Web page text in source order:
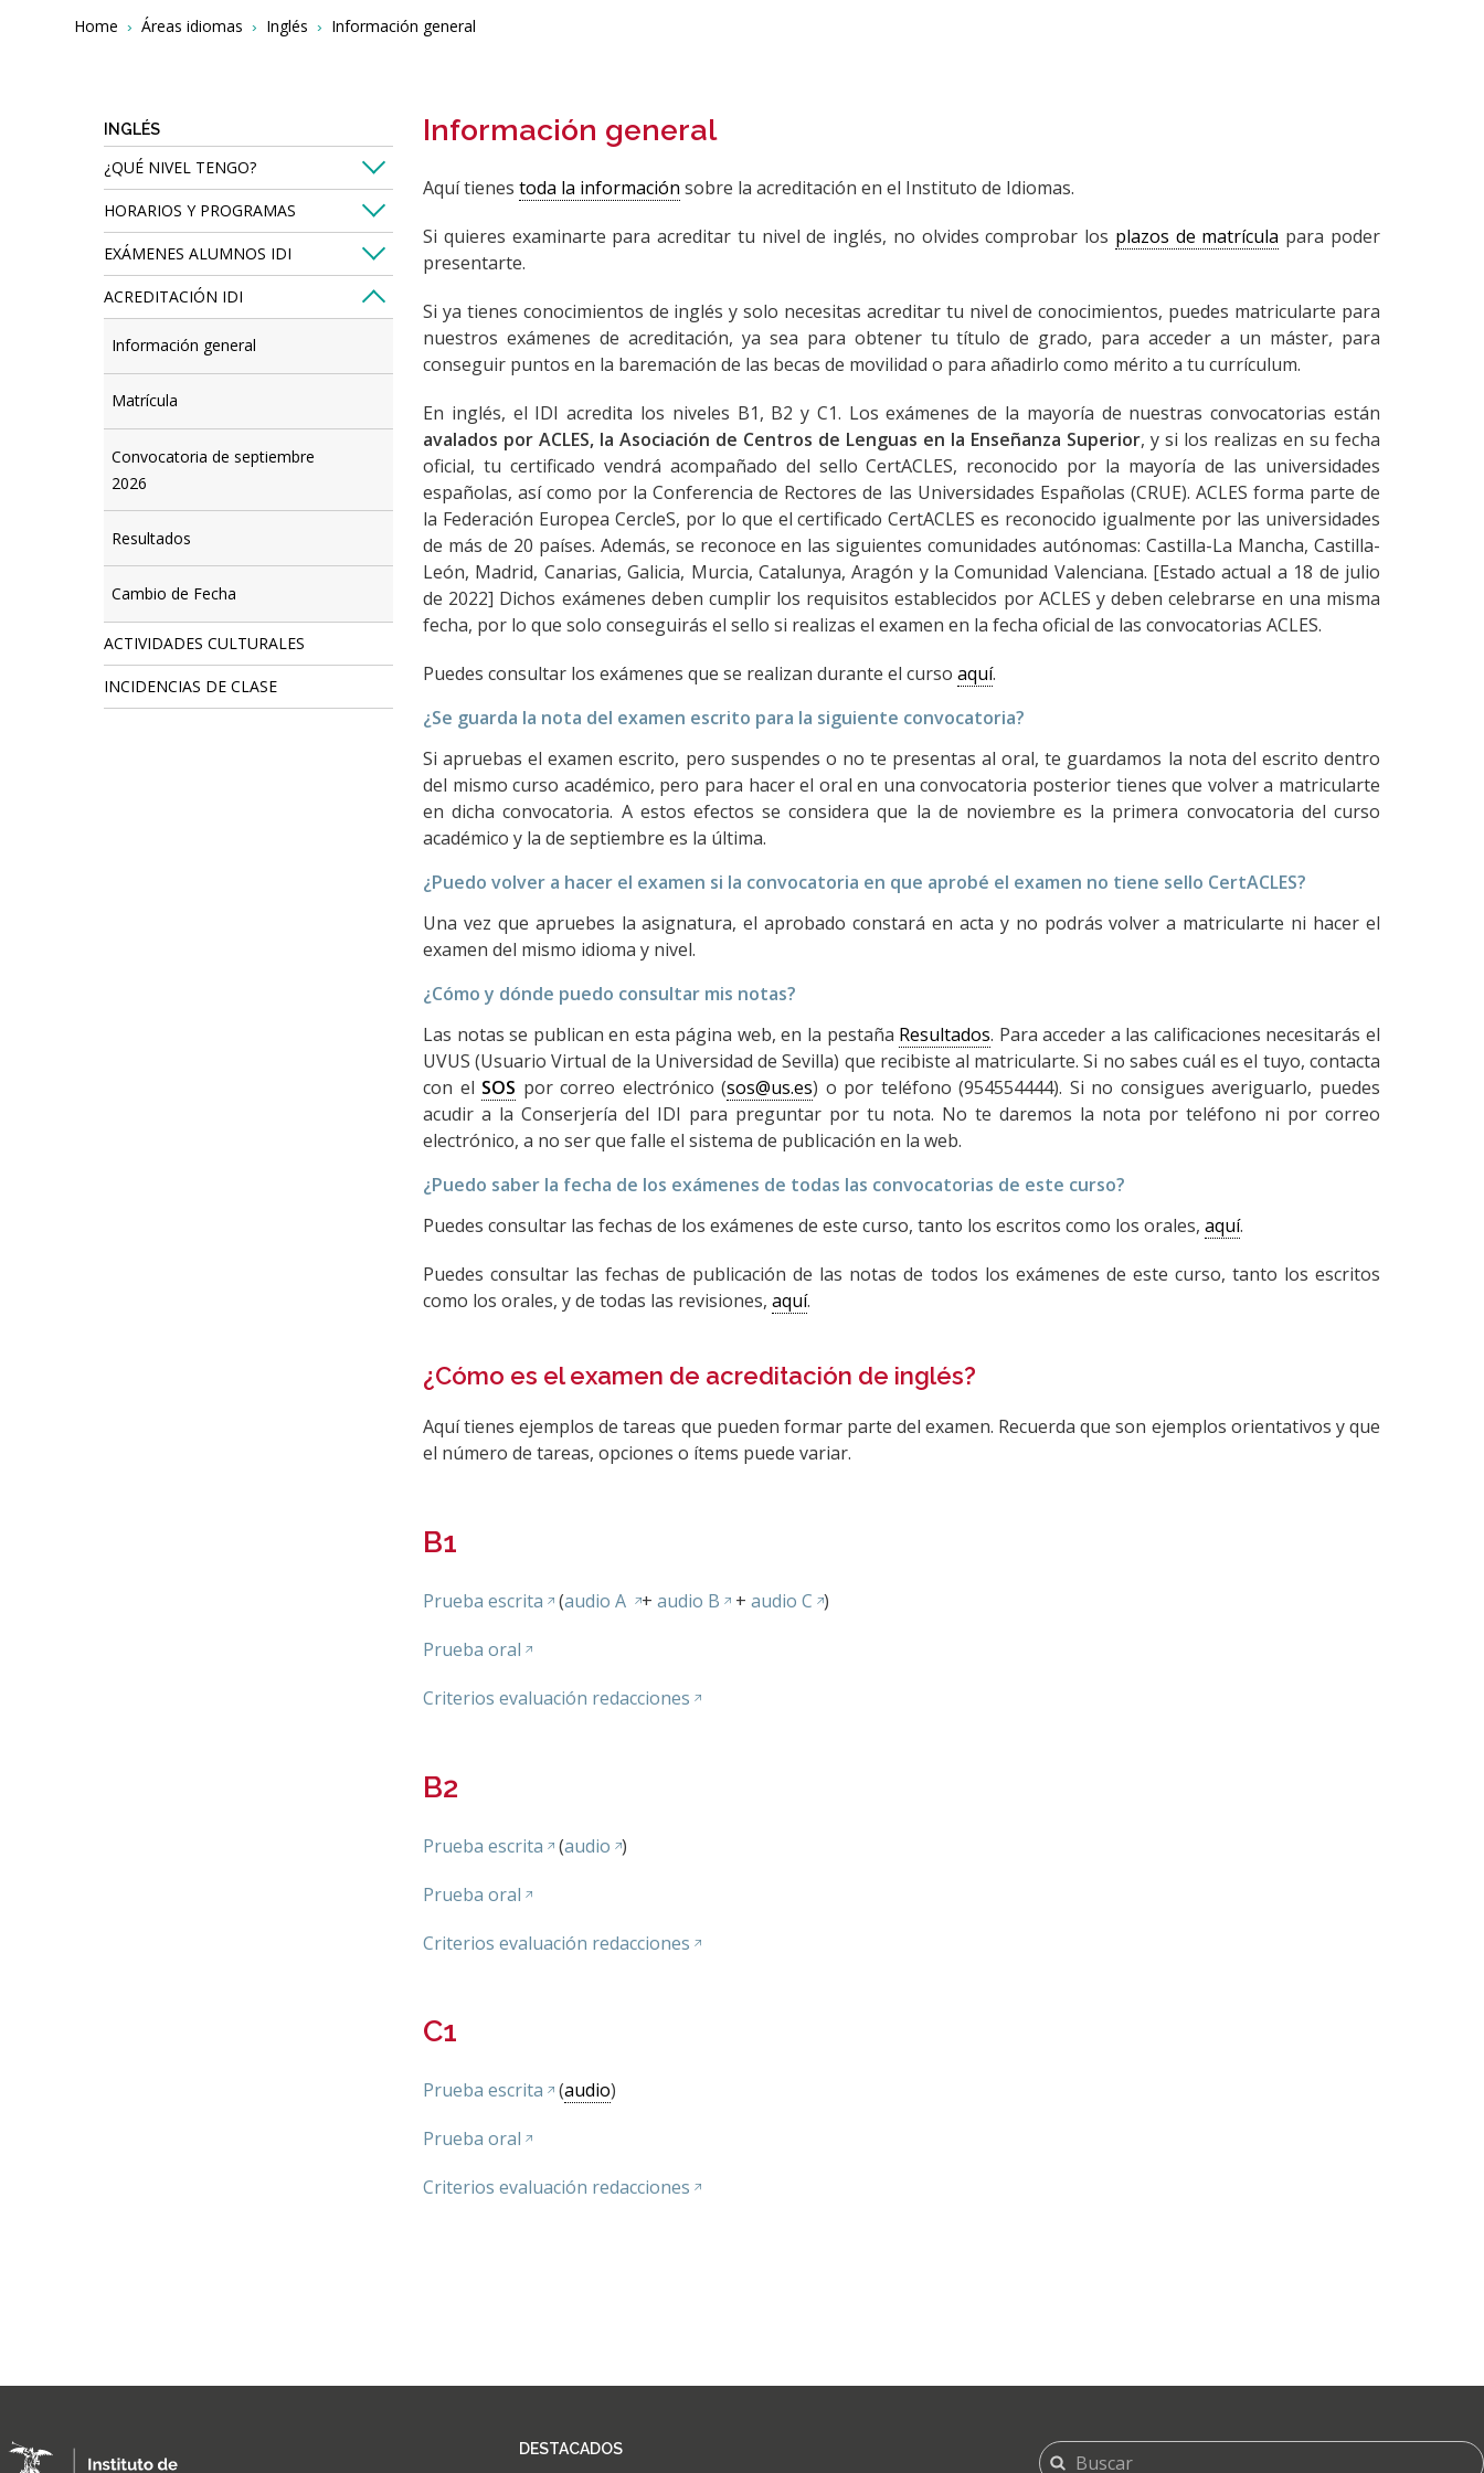
Breadcrumbs
You
Home Áreas idiomas Inglés Información general
Información general
Aquí tienestoda la información sobre la acreditación en el Instituto de Idiomas.
Si quieres examinarte para acreditar tu nivel de inglés, no olvides comprobar los plazos de matrícula para poder
presentarte.
Si ya tienes conocimientos de inglés y solo necesitas acreditar tu nivel de conocimientos, puedes matricularte para
nuestros exámenes de acreditación, ya sea para obtener tu título de grado, para acceder a un máster, para
conseguir puntos en la baremación de las becas de movilidad o para añadirlo como mérito a tu currículum.
En inglés, el IDI acredita los niveles B1, B2 y C1. Los exámenes de la mayoría de nuestras convocatorias están
avalados por ACLES, la Asociación de Centros de Lenguas en la Enseñanza Superior, y si los realizas en su fecha
oficial, tu certificado vendrá acompañado del sello CertACLES, reconocido por la mayoría de las universidades
españolas, así como por la Conferencia de Rectores de las Universidades Españolas (CRUE). ACLES forma parte de
la Federación Europea CercleS, por lo que el certificado CertACLES es reconocido igualmente por las universidades
de más de 20 países. Además, se reconoce en las siguientes comunidades autónomas: Castilla-La Mancha, Castilla-
León, Madrid, Canarias, Galicia, Murcia, Catalunya, Aragón y la Comunidad Valenciana. [Estado actual a 18 de julio
de 2022] Dichos exámenes deben cumplir los requisitos establecidos por ACLES y deben celebrarse en una misma
fecha, por lo que solo conseguirás el sello si realizas el examen en la fecha oficial de las convocatorias ACLES.
Puedes consultar los exámenes que se realizan durante el cursoaquí.
¿Se guarda la nota del examen escrito para la siguiente convocatoria?
Si apruebas el examen escrito, pero suspendes o no te presentas al oral, te guardamos la nota del escrito dentro
del mismo curso académico, pero para hacer el oral en una convocatoria posterior tienes que volver a matricularte
en dicha convocatoria. A estos efectos se considera que la de noviembre es la primera convocatoria del curso
académico y la de septiembre es la última.
¿Puedo volver a hacer el examen si la convocatoria en que aprobé el examen no tiene sello CertACLES?
Una vez que apruebes la asignatura, el aprobado constará en acta y no podrás volver a matricularte ni hacer el
examen del mismo idioma y nivel.
¿Cómo y dónde puedo consultar mis notas?
Las notas se publican en esta página web, en la pestaña Resultados. Para acceder a las calificaciones necesitarás el
UVUS (Usuario Virtual de la Universidad de Sevilla) que recibiste al matricularte. Si no sabes cuál es el tuyo, contacta
con el SOS por correo electrónico (sos@us.es) o por teléfono (954554444). Si no consigues averiguarlo, puedes
acudir a la Conserjería del IDI para preguntar por tu nota. No te daremos la nota por teléfono ni por correo
electrónico, a no ser que falle el sistema de publicación en la web.
¿Puedo saber la fecha de los exámenes de todas las convocatorias de este curso?
Puedes consultar las fechas de los exámenes de este curso, tanto los escritos como los orales,aquí.
Puedes consultar las fechas de publicación de las notas de todos los exámenes de este curso, tanto los escritos
como los orales, y de todas las revisiones,aquí.
¿Cómo es el examen de acreditación de inglés?
Aquí tienes ejemplos de tareas que pueden formar parte del examen. Recuerda que son ejemplos orientativos y que
el número de tareas, opciones o ítems puede variar.
B1
Prueba escrita (audio A +audio B +audio C )
Prueba oral
Criterios evaluación redacciones
B2
Prueba escrita (audio )
Prueba oral
Criterios evaluación redacciones
C1
Prueba escrita (audio)
Prueba oral
Criterios evaluación redacciones
INGLÉS
¿QUÉ NIVEL TENGO?
HORARIOS Y PROGRAMAS
EXÁMENES ALUMNOS IDI
ACREDITACIÓN IDI
Información general
Matrícula
Convocatoria de septiembre
2026
Resultados
Cambio de Fecha
ACTIVIDADES CULTURALES
INCIDENCIAS DE CLASE
DESTACADOS
FORMULARIO
DE
Buscar